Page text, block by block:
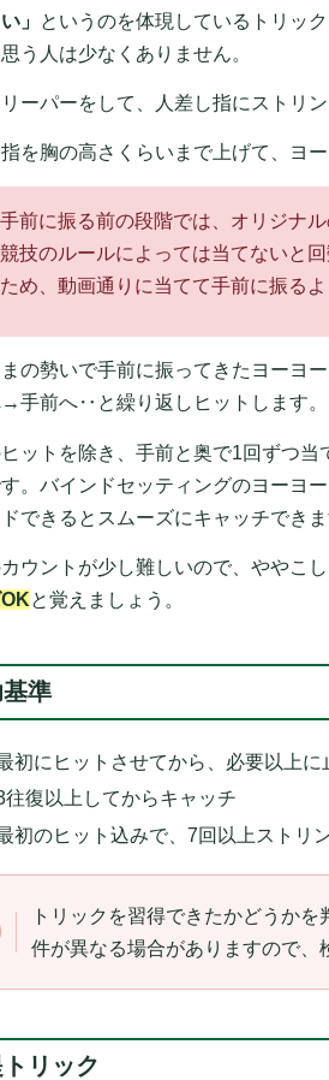
」 というのを体現しているトリッ
う人は少なくありません。
ーパーをして、人差し指にストリ
を胸の高さくらいまで上げて、ヨ
前に振る前の段階では、オリジナ
技のルールによっては当てないと回
ため、動画通りに当てて手前に振る
の勢いで手前に振ってきたヨーヨ
手前へ‥と繰り返しヒットします。
ットを除き、手前と奥で1回ずつ
。バインドセッティングのヨーヨ
できるとスムーズにキャッチできま
ウントが少し難しいので、ややこ
と覚えましょう。
準
初にヒットさせてから、必要以上に
往復以上してからキャッチ
初のヒット込みで、7回以上ストリ
トリックを習得できたかどうか
件が異なる場合がありますので、
リック